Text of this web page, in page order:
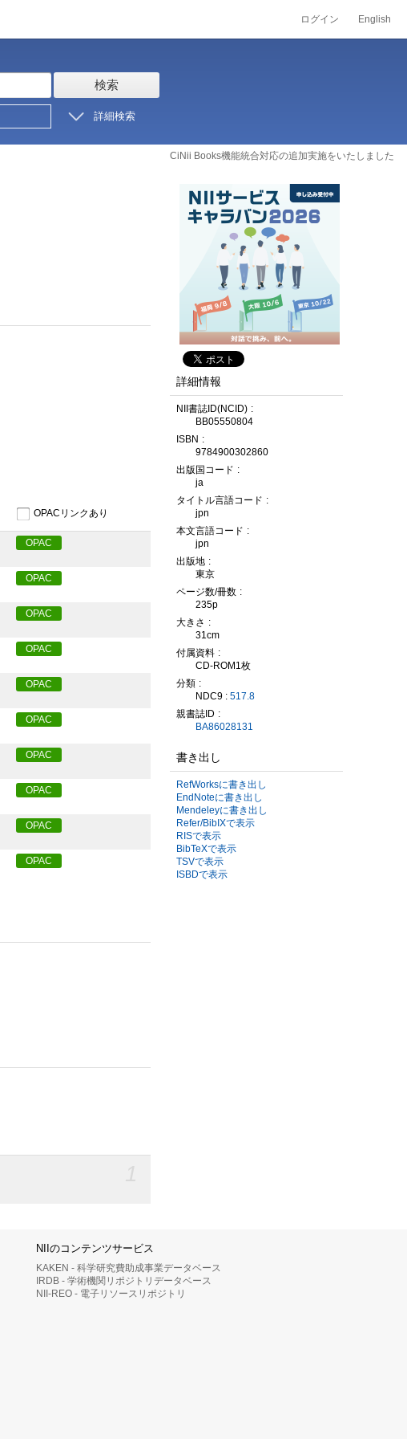
ログイン English
検索
詳細検索
CiNii Books機能統合対応の追加実施をいたしました
OPACリンクあり
OPAC
OPAC
OPAC
OPAC
OPAC
OPAC
OPAC
OPAC
OPAC
OPAC
詳細情報
NII書誌ID(NCID)
BB05550804
ISBN
9784900302860
出版国コード
ja
タイトル言語コード
jpn
本文言語コード
jpn
出版地
東京
ページ数/冊数
235p
大きさ
31cm
付属資料
CD-ROM1枚
分類
NDC9 : 517.8
親書誌ID
BA86028131
書き出し
RefWorksに書き出し
EndNoteに書き出し
Mendeleyに書き出し
Refer/BibIXで表示
RISで表示
BibTeXで表示
TSVで表示
ISBDで表示
NIIのコンテンツサービス
KAKEN - 科学研究費助成事業データベース
IRDB - 学術機関リポジトリデータベース
NII-REO - 電子リソースリポジトリ